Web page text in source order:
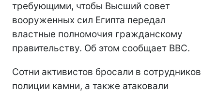
требующими, чтобы Высший совет
вооруженных сил Египта передал
властные полномочия гражданскому
правительству. Об этом сообщает ВВС.
Сотни активистов бросали в сотрудников
полиции камни, а также атаковали